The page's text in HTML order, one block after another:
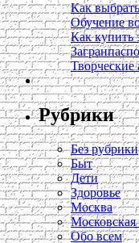
Как
Обучение
Как купить
Творческие
Рубрики
Без рубрики
Быт
Дети
Здоровье
Москва
Московская
Обо всем